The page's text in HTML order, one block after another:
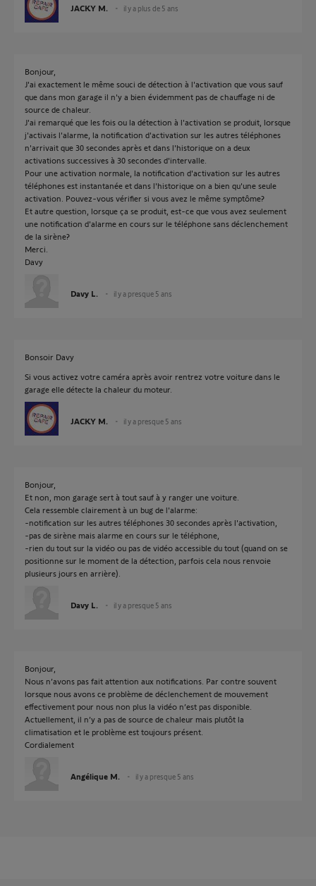
JACKY M. il y a plus de 5 ans
Bonjour,
J'ai exactement le même souci de détection à l'activation que vous sauf
que dans mon garage il n'y a bien évidemment pas de chauffage ni de
source de chaleur.
J'ai remarqué que les fois ou la détection à l'activation se produit, lorsque
j'activais l'alarme, la notification d'activation sur les autres téléphones
n'arrivait que 30 secondes après et dans l'historique on a deux
activations successives à 30 secondes d'intervalle.
Pour une activation normale, la notification d'activation sur les autres
téléphones est instantanée et dans l'historique on a bien qu'une seule
activation. Pouvez-vous vérifier si vous avez le même symptôme?
Et autre question, lorsque ça se produit, est-ce que vous avez seulement
une notification d'alarme en cours sur le téléphone sans déclenchement
de la sirène?
Merci.
Davy
Davy L. il y a presque 5 ans
Bonsoir Davy
Si vous activez votre caméra après avoir rentrez votre voiture dans le
garage elle détecte la chaleur du moteur.
JACKY M. il y a presque 5 ans
Bonjour,
Et non, mon garage sert à tout sauf à y ranger une voiture.
Cela ressemble clairement à un bug de l'alarme:
-notification sur les autres téléphones 30 secondes après l'activation,
-pas de sirène mais alarme en cours sur le téléphone,
-rien du tout sur la vidéo ou pas de vidéo accessible du tout (quand on se
positionne sur le moment de la détection, parfois cela nous renvoie
plusieurs jours en arrière).
Davy L. il y a presque 5 ans
Bonjour,
Nous n’avons pas fait attention aux notifications. Par contre souvent
lorsque nous avons ce problème de déclenchement de mouvement
effectivement pour nous non plus la vidéo n’est pas disponible.
Actuellement, il n’y a pas de source de chaleur mais plutôt la
climatisation et le problème est toujours présent.
Cordialement
Angélique M. il y a presque 5 ans